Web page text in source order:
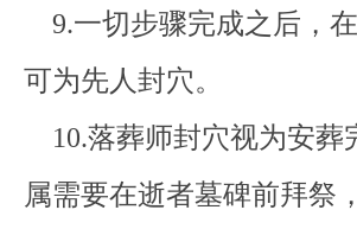
9.一切步骤完成之后，
可为先人封穴。
10.落葬师封穴视为安葬
属需要在逝者墓碑前拜祭